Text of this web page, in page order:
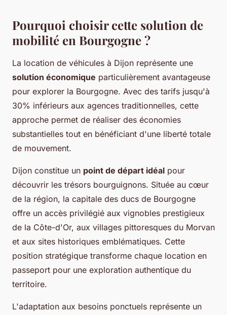
Pourquoi choisir cette solution de
mobilité en Bourgogne ?
La location de véhicules à Dijon représente une
solution économique particulièrement avantageuse
pour explorer la Bourgogne. Avec des tarifs jusqu'à
30% inférieurs aux agences traditionnelles, cette
approche permet de réaliser des économies
substantielles tout en bénéficiant d'une liberté totale
de mouvement.
Dijon constitue un point de départ idéal pour
découvrir les trésors bourguignons. Située au cœur
de la région, la capitale des ducs de Bourgogne
offre un accès privilégié aux vignobles prestigieux
de la Côte-d'Or, aux villages pittoresques du Morvan
et aux sites historiques emblématiques. Cette
position stratégique transforme chaque location en
passeport pour une exploration authentique du
territoire.
L'adaptation aux besoins ponctuels représente un